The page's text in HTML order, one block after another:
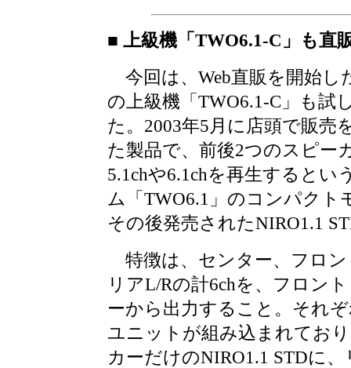
■ 上級機「TWO6.1-C」も直
今回は、Web直販を開始し
の上級機「TWO6.1-C」も試
た。2003年5月に店頭で販売
た製品で、前後2つのスピー
5.1chや6.1chを再生するとい
ム「TWO6.1」のコンパクト
その後発売されたNIRO1.1
特徴は、センター、フロン
リアL/Rの計6chを、フロン
ーから出力すること。それ
ユニットが組み込まれてお
カーだけのNIRO1.1 STDに